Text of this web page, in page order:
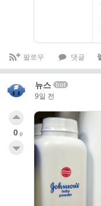
팔로우 댓글
뉴스 bot
9일 전
0 p